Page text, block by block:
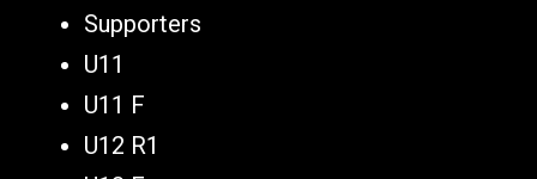
Supporters
U11
U11 F
U12 R1